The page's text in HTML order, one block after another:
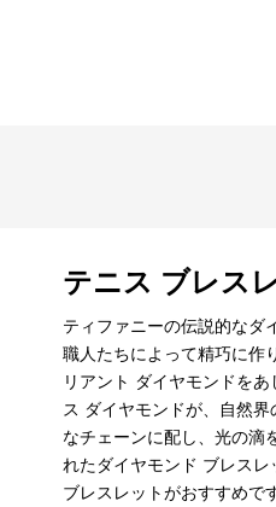
テニス ブレス
ティファニーの伝説的なダ
職人たちによって精巧に作
リアント ダイヤモンドを
ス ダイヤモンドが、自然
なチェーンに配し、光の滴
れたダイヤモンド ブレス
ブレスレットがおすすめで